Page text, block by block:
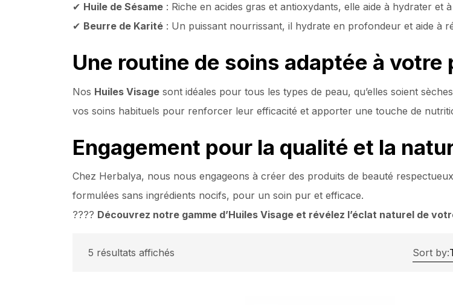
✔ Huile de Sésame : Riche en acides gras et antioxydants, elle aide à hydrater
✔ Beurre de Karité : Un puissant nourrissant, il hydrate en profondeur et aide à
Une routine de soins adaptée à votre
Nos Huiles Visage sont idéales pour tous les types de peau, qu’elles soient
vos soins habituels pour renforcer leur efficacité et apporter une touche de
Engagement pour la qualité et la
Chez Herbalya, nous nous engageons à créer des produits de beauté
formulées sans ingrédients nocifs, pour un soin pur et efficace.
???? Découvrez notre gamme d’Huiles Visage et révélez l’éclat naturel de
5 résultats affichés Sort by: